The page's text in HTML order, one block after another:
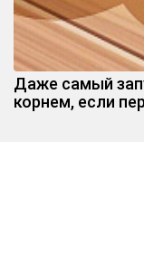
Даже самый
корнем, если